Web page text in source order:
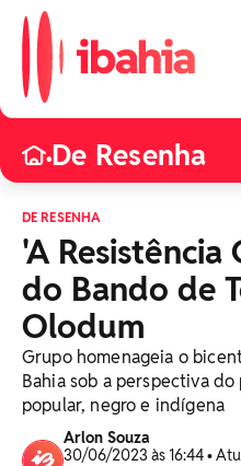
•De Resenha
DE RESENHA
'A Resistência
do Bando de
Olodum
Grupo homenageia o
Bahia sob a perspectiva
popular, negro e indígena
Arlon Souza
30/06/2023 às 16:44 •